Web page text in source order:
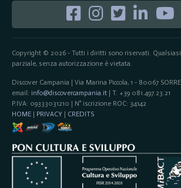
Copyright © 2026 - Tutti i diritti sono riservati.
parziale, senza autorizzazione è vietata.
Discover Campania | Via Marina Piccola, 1 - 80067
email: info@discovercampania.it| T. +39 081.497.23.21
P.IVA: 09333031210 | N° iscrizione ROC: 34142
HOME| PRIVACY | CREDITS